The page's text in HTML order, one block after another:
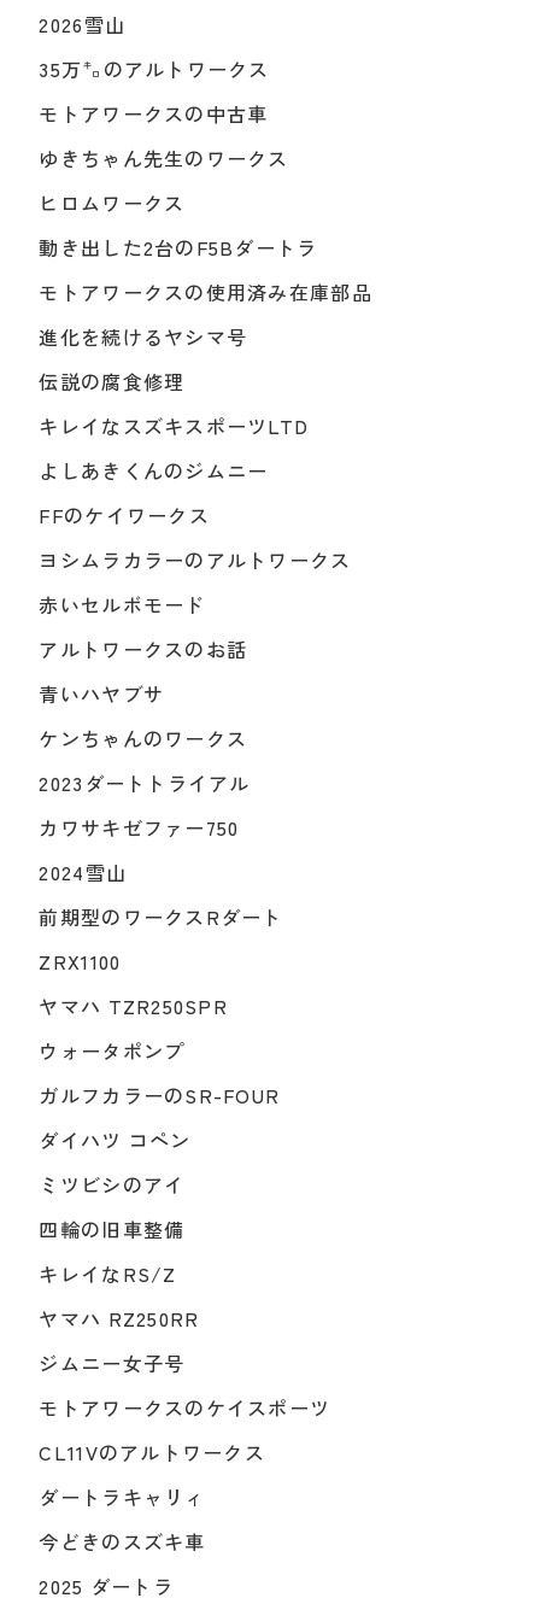
2026雪山
35万㌔のアルトワークス
モトアワークスの中古車
ゆきちゃん先生のワークス
ヒロムワークス
動き出した2台のF5Bダートラ
モトアワークスの使用済み在庫部品
進化を続けるヤシマ号
伝説の腐食修理
キレイなスズキスポーツLTD
よしあきくんのジムニー
FFのケイワークス
ヨシムラカラーのアルトワークス
赤いセルボモード
アルトワークスのお話
青いハヤブサ
ケンちゃんのワークス
2023ダートトライアル
カワサキゼファー750
2024雪山
前期型のワークスRダート
ZRX1100
ヤマハ TZR250SPR
ウォータポンプ
ガルフカラーのSR-FOUR
ダイハツ コペン
ミツビシのアイ
四輪の旧車整備
キレイなRS/Z
ヤマハ RZ250RR
ジムニー女子号
モトアワークスのケイスポーツ
CL11Vのアルトワークス
ダートラキャリィ
今どきのスズキ車
2025 ダートラ